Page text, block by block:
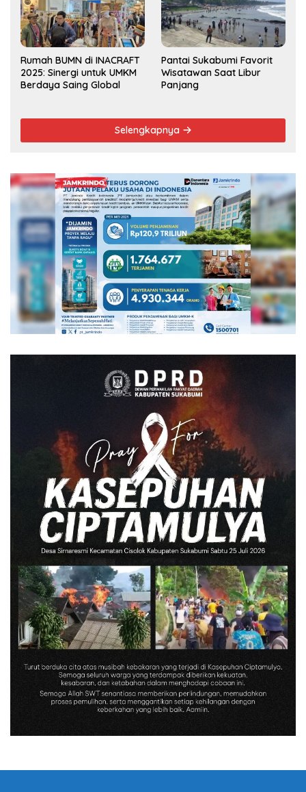
Rumah BUMN di INACRAFT
2025: Sinergi untuk UMKM
Berdaya Saing Global
Pantai Sukabumi Favorit
Wisatawan Saat Libur
Panjang
Selengkapnya